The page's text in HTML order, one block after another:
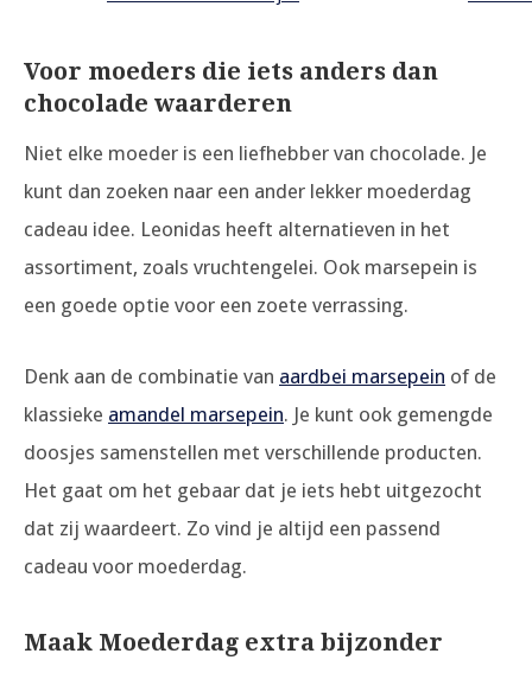
Voor moeders die iets anders dan
chocolade waarderen
Niet elke moeder is een liefhebber van chocolade. Je
kunt dan zoeken naar een ander lekker moederdag
cadeau idee. Leonidas heeft alternatieven in het
assortiment, zoals vruchtengelei. Ook marsepein is
een goede optie voor een zoete verrassing.
Denk aan de combinatie van aardbei marsepein of de
klassieke amandel marsepein. Je kunt ook gemengde
doosjes samenstellen met verschillende producten.
Het gaat om het gebaar dat je iets hebt uitgezocht
dat zij waardeert. Zo vind je altijd een passend
cadeau voor moederdag.
Maak Moederdag extra bijzonder